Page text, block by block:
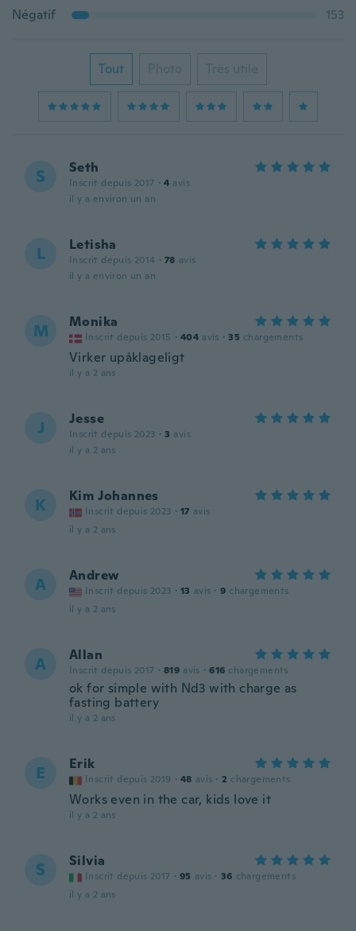
Négatif
153
Tout Photo Très utile
S Seth
Inscrit depuis 2017 · 4 avis
il y a environ un an
L Letisha
Inscrit depuis 2014 · 78 avis
il y a environ un an
M Monika
Inscrit depuis 2015 · 404 avis · 35 chargements
Virker upåklageligt
il y a 2 ans
J Jesse
Inscrit depuis 2023 · 3 avis
il y a 2 ans
K Kim Johannes
Inscrit depuis 2023 · 17 avis
il y a 2 ans
A Andrew
Inscrit depuis 2023 · 13 avis · 9 chargements
il y a 2 ans
A Allan
Inscrit depuis 2017 · 819 avis · 616 chargements
ok for simple with Nd3 with charge as
fasting battery
il y a 2 ans
E Erik
Inscrit depuis 2019 · 48 avis · 2 chargements
Works even in the car, kids love it
il y a 2 ans
S Silvia
Inscrit depuis 2017 · 95 avis · 36 chargements
il y a 2 ans